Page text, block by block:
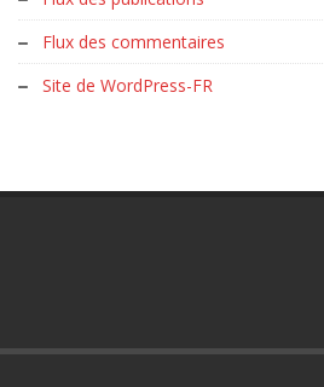
Flux des commentaires
Site de WordPress-FR